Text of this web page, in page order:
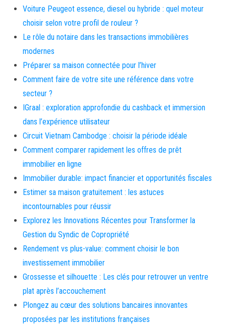
Voiture Peugeot essence, diesel ou hybride : quel moteur
choisir selon votre profil de rouleur ?
Le rôle du notaire dans les transactions immobilières
modernes
Préparer sa maison connectée pour l’hiver
Comment faire de votre site une référence dans votre
secteur ?
IGraal : exploration approfondie du cashback et immersion
dans l’expérience utilisateur
Circuit Vietnam Cambodge : choisir la période idéale
Comment comparer rapidement les offres de prêt
immobilier en ligne
Immobilier durable: impact financier et opportunités fiscales
Estimer sa maison gratuitement : les astuces
incontournables pour réussir
Explorez les Innovations Récentes pour Transformer la
Gestion du Syndic de Copropriété
Rendement vs plus-value: comment choisir le bon
investissement immobilier
Grossesse et silhouette : Les clés pour retrouver un ventre
plat après l’accouchement
Plongez au cœur des solutions bancaires innovantes
proposées par les institutions françaises